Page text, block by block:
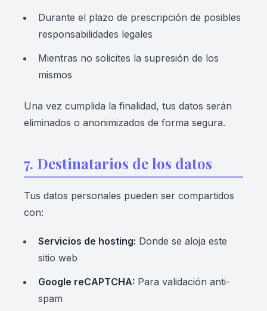
Durante el plazo de prescripción de posibles
responsabilidades legales
Mientras no solicites la supresión de los
mismos
Una vez cumplida la finalidad, tus datos serán
eliminados o anonimizados de forma segura.
7. Destinatarios de los datos
Tus datos personales pueden ser compartidos
con:
Servicios de hosting: Donde se aloja este
sitio web
Google reCAPTCHA: Para validación anti-
spam